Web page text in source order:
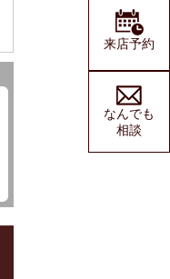
来店予約
なんでも
相談